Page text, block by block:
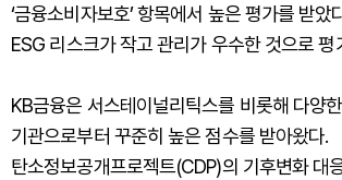
‘금융소비자보호’ 항목에서 높은 평가를 받았
ESG 리스크가 작고 관리가 우수한 것으로 평
KB금융은 서스테이널리틱스를 비롯해 다양
기관으로부터 꾸준히 높은 점수를 받아왔다.
탄소정보공개프로젝트(CDP)의 기후변화 대